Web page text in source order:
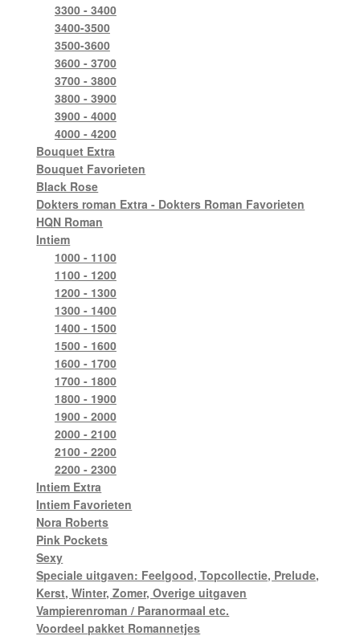
3300 - 3400
3400-3500
3500-3600
3600 - 3700
3700 - 3800
3800 - 3900
3900 - 4000
4000 - 4200
Bouquet Extra
Bouquet Favorieten
Black Rose
Dokters roman Extra - Dokters Roman Favorieten
HQN Roman
Intiem
1000 - 1100
1100 - 1200
1200 - 1300
1300 - 1400
1400 - 1500
1500 - 1600
1600 - 1700
1700 - 1800
1800 - 1900
1900 - 2000
2000 - 2100
2100 - 2200
2200 - 2300
Intiem Extra
Intiem Favorieten
Nora Roberts
Pink Pockets
Sexy
Speciale uitgaven: Feelgood, Topcollectie, Prelude,
Kerst, Winter, Zomer, Overige uitgaven
Vampierenroman / Paranormaal etc.
Voordeel pakket Romannetjes